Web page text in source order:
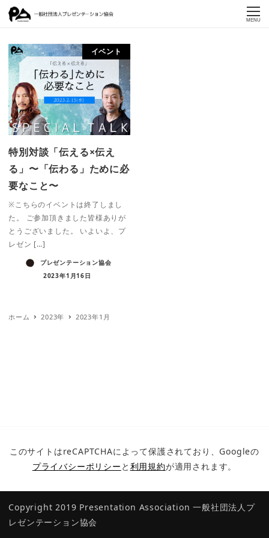
MENU
イベント
特別対談「伝える×伝え
る」〜「伝わる」ために必
要なこと〜
※こちらのイベントは終了しまし
た。 ご参加頂きました皆様ありが
とうございました。 いよいよ、プ
レゼン […]
プレゼンテーション協会
2023年1月16日
ホーム 2023年 2023年1月
このサイトはreCAPTCHAによって保護されており、Googleの
プライバシーポリシー と 利用規約が適用されます。
Copyright 2019 Presentation Association一般社団法人プ
レゼンテーション協会